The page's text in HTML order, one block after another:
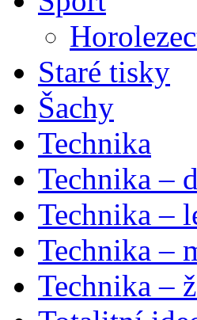
Staré tisky
Šachy
Technika
Technika –
Technika –
Technika –
Technika –